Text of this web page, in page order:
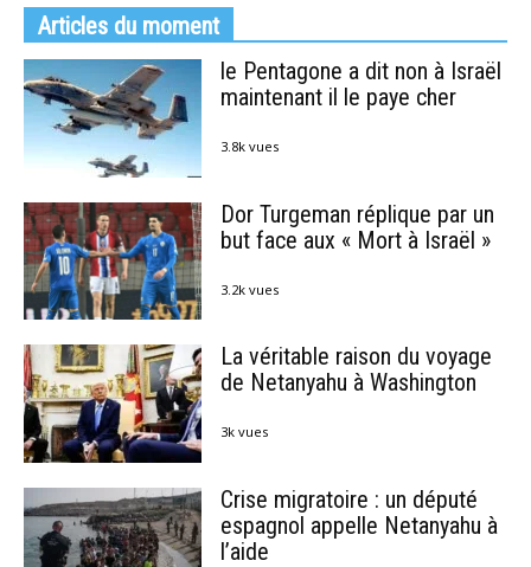
Articles du moment
le Pentagone a dit non à Israël
maintenant il le paye cher
3.8k vues
Dor Turgeman réplique par un
but face aux « Mort à Israël »
3.2k vues
La véritable raison du voyage
de Netanyahu à Washington
3k vues
Crise migratoire : un député
espagnol appelle Netanyahu à
l’aide